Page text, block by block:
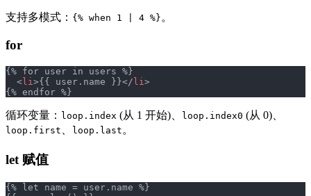
支持多模式： {% when 1 | 4 %} 。
for
{% for user in users %}
  <
li>{{ user.name }}</ li>
{% endfor %}
循环变量： loop.index (从 1 开始)、 loop.index0 (从 0)、
loop.first loop.last 。
let 赋值
{% let name = user.name %}